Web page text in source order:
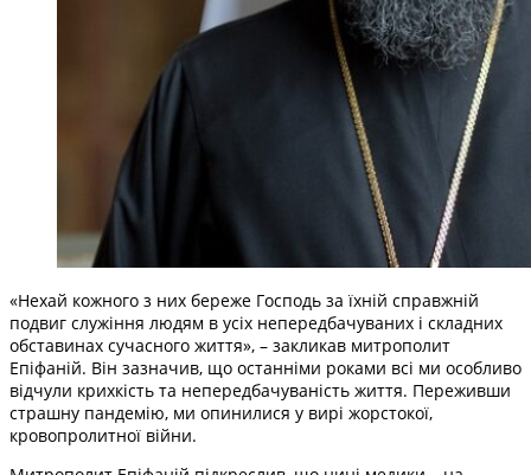
«Нехай кожного з них береже Господь за їхній справжній
подвиг служіння людям в усіх непередбачуваних і складних
обставинах сучасного життя», – закликав митрополит
Епіфаній. Він зазначив, що останніми роками всі ми особливо
відчули крихкість та непередбачуваність життя. Переживши
страшну пандемію, ми опинилися у вирі жорстокої,
кровопролитної війни.